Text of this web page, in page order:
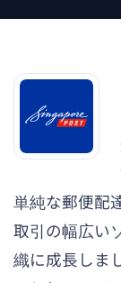
単純な郵便配
取引の幅広い
織に成長しま